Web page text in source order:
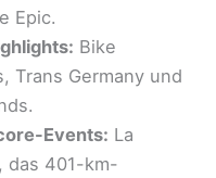
Epic.
Bike
Trans Germany und
Events: La
das 401-km-